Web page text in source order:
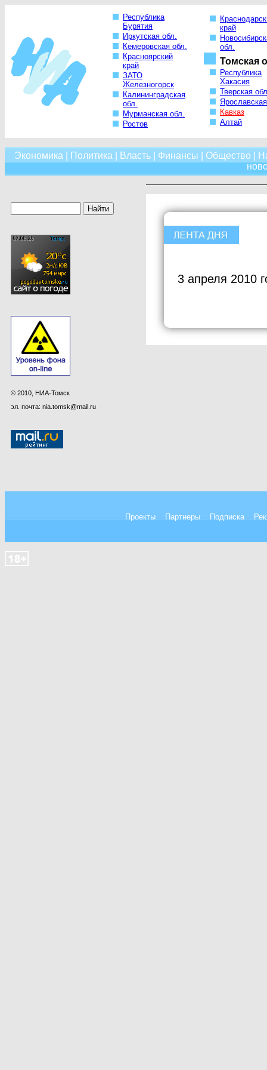
Республика
Бурятия
Иркутская обл.
Кемеровская обл.
Красноярский
край
ЗАТО
Железногорск
Калининградская
обл.
Мурманская обл.
Ростов
край
обл.
Томская
Республика
Хакасия
Тверская
Кавказ
Алтай
Экономика Политика Власть| Финансы Общество
© 2010, НИА-Томск
эл. почта: nia.tomsk@mail.ru
3 апреля 2010
Проекты Партнеры Подписка